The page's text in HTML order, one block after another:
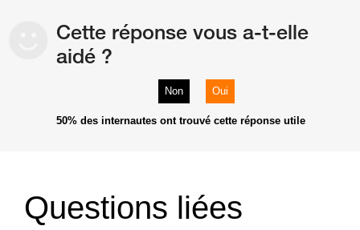
Cette réponse vous a-t-elle
aidé ?
Non Oui
50% des internautes ont trouvé cette réponse utile
Questions liées